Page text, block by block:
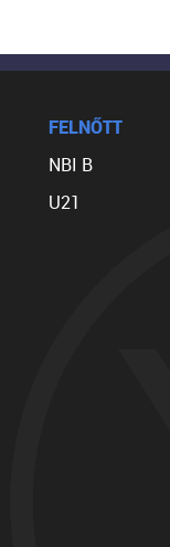
FELNŐTT
NBI B
U21